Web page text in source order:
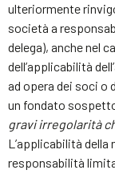
ulteriormente
società a
delega), anche nel
dell’applicabilità
ad opera dei soci o
un fondato
gravi irregolarità
L’applicabilità
responsabilità